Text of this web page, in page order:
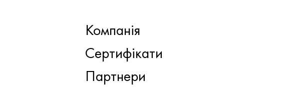
Компанія
Сертифікати
Партнери